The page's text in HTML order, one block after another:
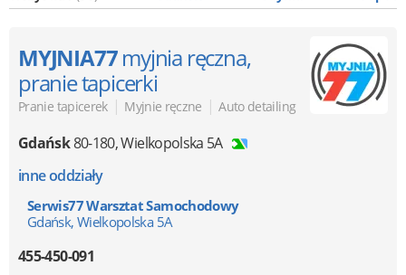
MYJNIA77myjnia ręczna,
pranie tapicerki
Pranie tapicerek | Myjnie ręczne | Auto detailing
Gdańsk80-180,Wielkopolska 5A
inne oddziały
Serwis77 Warsztat Samochodowy
Gdańsk, Wielkopolska 5A
455-450-091